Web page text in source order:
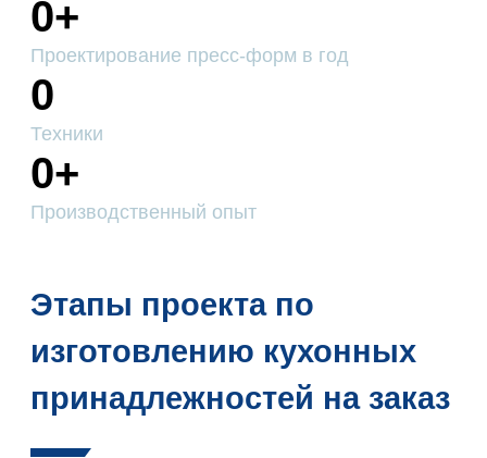
0+
Проектирование пресс-форм в год
0
Техники
0+
Производственный опыт
Этапы проекта по
изготовлению кухонных
принадлежностей на заказ